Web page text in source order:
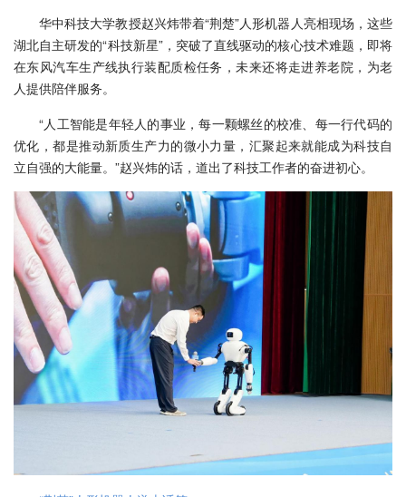
华中科技大学教授赵兴炜带着“荆楚”人形机器人亮相现场，这些
湖北自主研发的“科技新星”，突破了直线驱动的核心技术难题，即将
在东风汽车生产线执行装配质检任务，未来还将走进养老院，为老
人提供陪伴服务。
“人工智能是年轻人的事业，每一颗螺丝的校准、每一行代码的
优化，都是推动新质生产力的微小力量，汇聚起来就能成为科技自
立自强的大能量。”赵兴炜的话，道出了科技工作者的奋进初心。